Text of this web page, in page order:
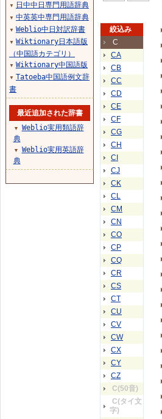
絞込み
C
CA
CB
CC
CD
CE
CF
CG
CH
CI
CJ
CK
CL
CM
CN
CO
CP
CQ
CR
CS
CT
CU
CV
CW
CX
CY
CZ
C(50音)
C(タイ文
字)
▼ 日中中日専門用語辞典
▼ 中英英中専門用語辞典
▼ Weblio中日対訳辞書
▼ Wiktionary日本語版
（中国語カテゴリ）
▼ Wiktionary中国語版
▼ Tatoeba中国語例文辞
書
最近追加された辞書
▼
Weblio実用類語辞
典
▼
Weblio実用英語辞
典